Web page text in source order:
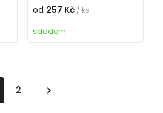
od 257 Kč / ks
skladom
2